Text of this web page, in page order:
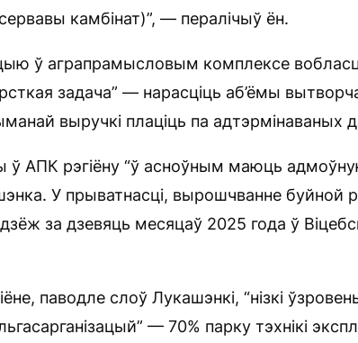
камбінат)”, — пералічыў ён.
ў аграпрамысловым комплексе
задача” — нарасціць аб’ёмы
выручкі плаціць па адтэрмінаваных
ў АПК рэгіёну “ў асноўным маюць
У прыватнасці, вырошчванне буйной
за дзевяць месяцаў 2025 года ў
паводле слоў Лукашэнкі, “нізкі
— 70% парку тэхнікі